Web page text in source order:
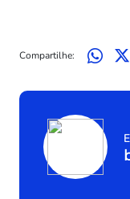
Compartilhe: